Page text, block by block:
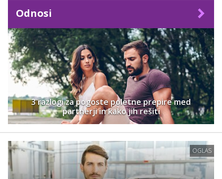
Odnosi
3 razlogi za pogoste poletne prepire med
partnerji in kako jih rešiti
OGLAS